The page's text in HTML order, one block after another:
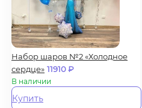
Набор шаров №2 «Холодное
сердце» 11910₽
В наличии
Купить